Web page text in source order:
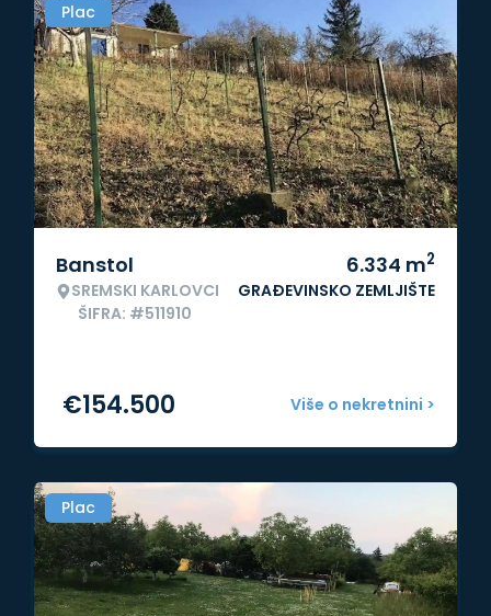
Plac
Banstol
SREMSKI KARLOVCI
ŠIFRA: #511910
6.334 m2
GRAĐEVINSKO ZEMLJIŠTE
Više o nekretnini >
€154.500
Plac